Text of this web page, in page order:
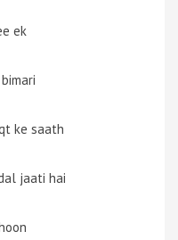
ek
ke saath
jaati hai